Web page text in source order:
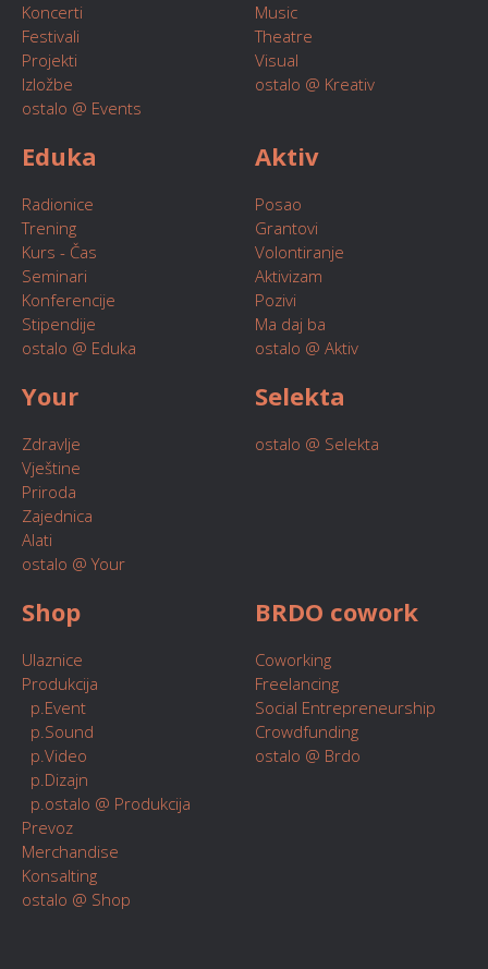
Koncerti
Festivali
Projekti
Izložbe
ostalo @ Events
Music
Theatre
Visual
ostalo @ Kreativ
Eduka
Radionice
Trening
Kurs - Čas
Seminari
Konferencije
Stipendije
ostalo @ Eduka
Aktiv
Posao
Grantovi
Volontiranje
Aktivizam
Pozivi
Ma daj ba
ostalo @ Aktiv
Your
Zdravlje
Vještine
Priroda
Zajednica
Alati
ostalo @ Your
Selekta
ostalo @ Selekta
Shop
Ulaznice
Produkcija
p.Event
p.Sound
p.Video
p.Dizajn
p.ostalo @ Produkcija
Prevoz
Merchandise
Konsalting
ostalo @ Shop
BRDO cowork
Coworking
Freelancing
Social Entrepreneurship
Crowdfunding
ostalo @ Brdo